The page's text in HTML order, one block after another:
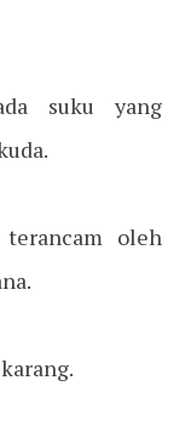
suku yang
terancam oleh